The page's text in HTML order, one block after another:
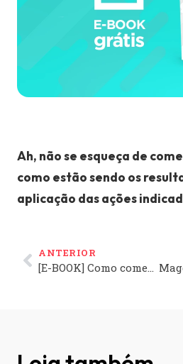
Ah, não se esqueça de
como estão sendo os
aplicação das ações
ANTERIOR